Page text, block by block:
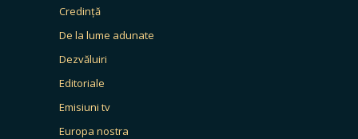
Credință
De la lume adunate
Dezvăluiri
Editoriale
Emisiuni tv
Europa nostra